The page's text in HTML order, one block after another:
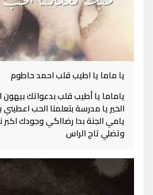
يا ماما يا اطيب قلب احمد حاطوم
ياماما يا أطيب قلب بدعواتك
الخير يا مدرسة بتعلمنا الحب
يامي الجنة بدا رضااگي وجودك
وتضلي تاج الراس